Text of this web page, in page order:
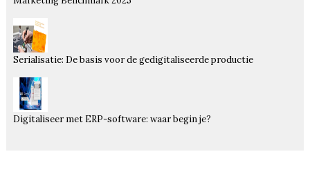
Serialisatie: De basis voor de gedigitaliseerde productie
Digitaliseer met ERP-software: waar begin je?